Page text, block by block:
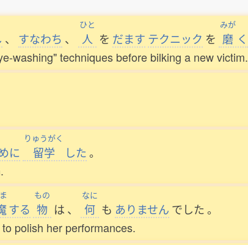
、 すなわち 、
ひと
人 を だます テクニック を
みが
磨 く
washing" techniques before bilking a new victim.
に
りゅうがく
留学 した。
する
もの
物 は 、
なに
何 も ありません でした。
polish her performances.